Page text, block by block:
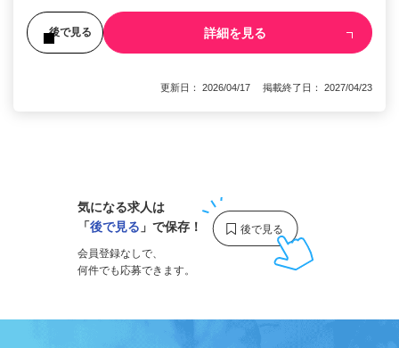
後で見る 詳細を見る
更新日： 2026/04/17 掲載終了日： 2027/04/23
気になる求人は
「後で見る 」で保存！
会員登録なしで、
何件でも応募できます。